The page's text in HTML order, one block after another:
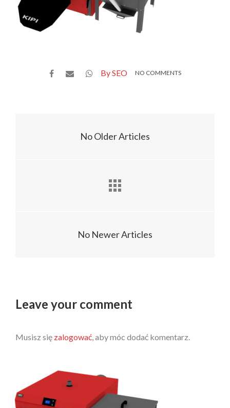
By SEO NO COMMENTS
No Older Articles
No Newer Articles
Leave your comment
Musisz się zalogować, aby móc dodać komentarz.